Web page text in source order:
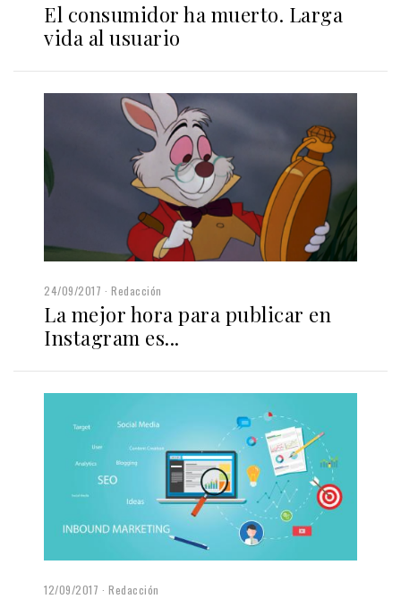
El consumidor ha muerto. Larga
vida al usuario
24/09/2017 Redacción
La mejor hora para publicar en
Instagram es...
12/09/2017 Redacción